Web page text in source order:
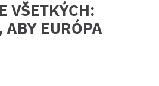
VŠETKÝCH:
ABY EURÓPA